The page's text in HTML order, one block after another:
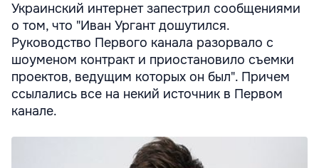
Украинский интернет запестрил сообщениями
о том, что "Иван Ургант дошутился.
Руководство Первого канала разорвало с
шоуменом контракт и приостановило съемки
проектов, ведущим которых он был". Причем
ссылались все на некий источник в Первом
канале.